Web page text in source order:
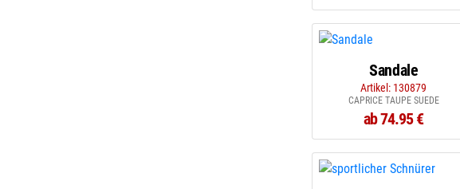
Sandale
Artikel: 130879
CAPRICE TAUPE SUEDE
ab 74.95 €